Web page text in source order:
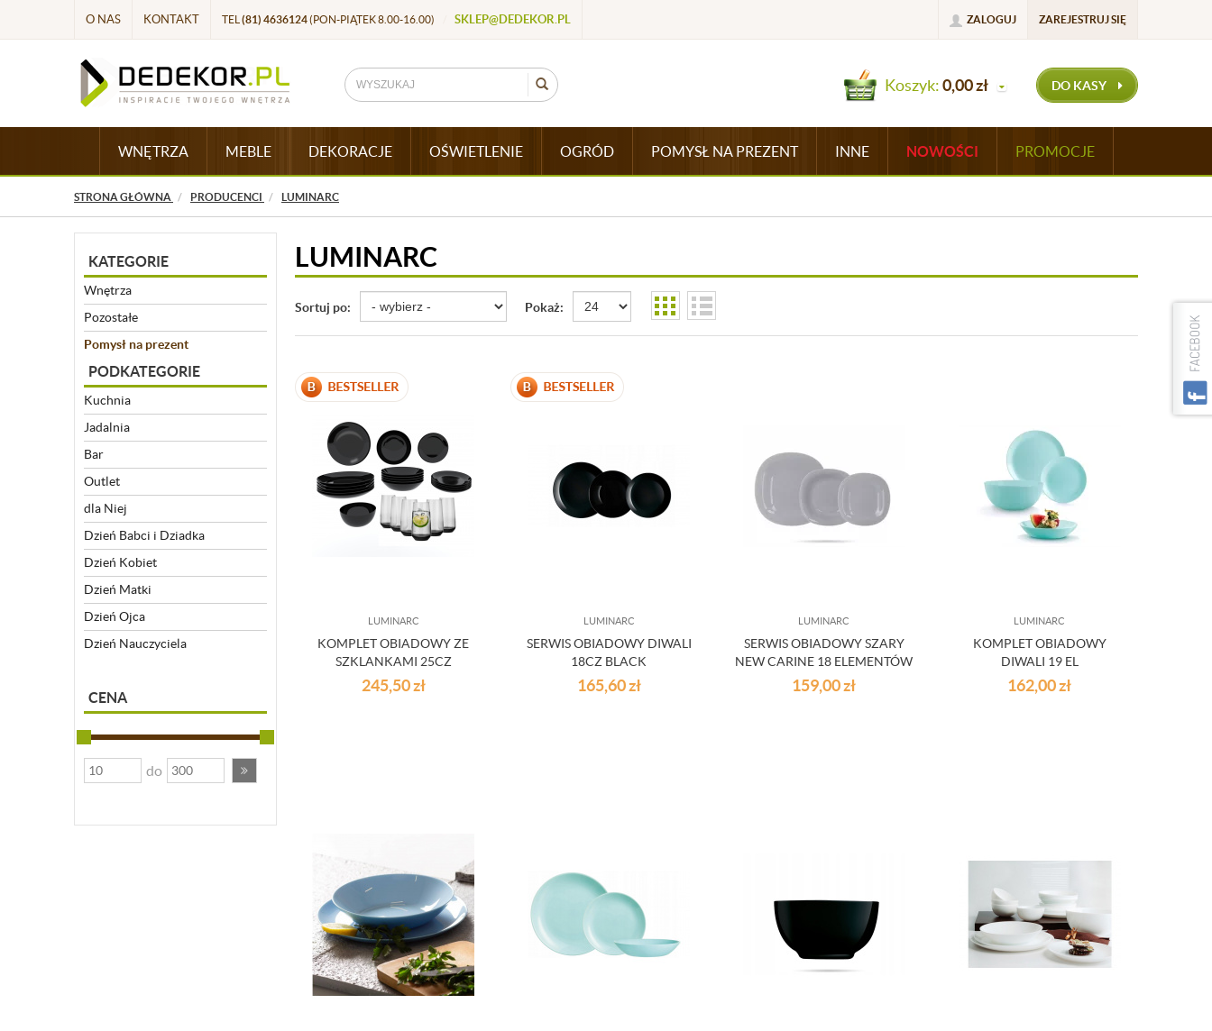
O NAS KONTAKT TEL (81) 4636124(PON-PIĄTEK 8.00-16.00) SKLEP@DEDEKOR.PL ZALOGUJ ZAREJESTRUJ SIĘ
Koszyk:0,00zł DO KASY
WNĘTRZA MEBLE DEKORACJE OŚWIETLENIE OGRÓD POMYSŁ NA PREZENT INNE NOWOŚCI PROMOCJE
STRONA GŁÓWNA PRODUCENCI LUMINARC
KATEGORIE
Wnętrza
Pozostałe
Pomysł na prezent
PODKATEGORIE
Kuchnia
Jadalnia
Bar
Outlet
dla Niej
Dzień Babci i Dziadka
Dzień Kobiet
Dzień Matki
Dzień Ojca
Dzień Nauczyciela
CENA
do
LUMINARC
Sortuj po: Pokaż:
LUMINARC
KOMPLET OBIADOWY ZE
SZKLANKAMI 25CZ
245,50zł
LUMINARC
SERWIS OBIADOWY DIWALI
18CZ BLACK
165,60zł
LUMINARC
SERWIS OBIADOWY SZARY
NEW CARINE 18 ELEMENTÓW
159,00zł
LUMINARC
KOMPLET OBIADOWY
DIWALI 19 EL
162,00zł